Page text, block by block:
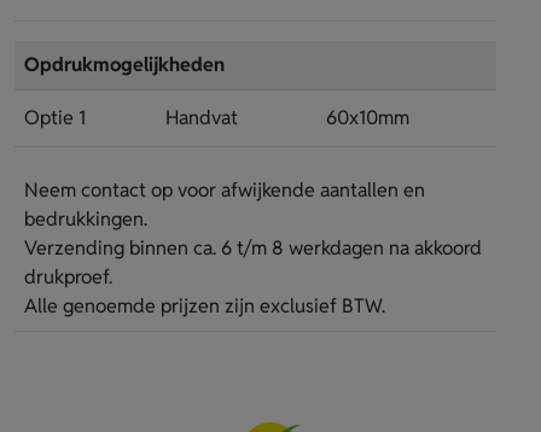
Opdrukmogelijkheden
Optie 1 Handvat 60x10mm
Neem contact op voor afwijkende aantallen en
bedrukkingen.
Verzending binnen ca. 6 t/m 8 werkdagen na akkoord
drukproef.
Alle genoemde prijzen zijn exclusief BTW.